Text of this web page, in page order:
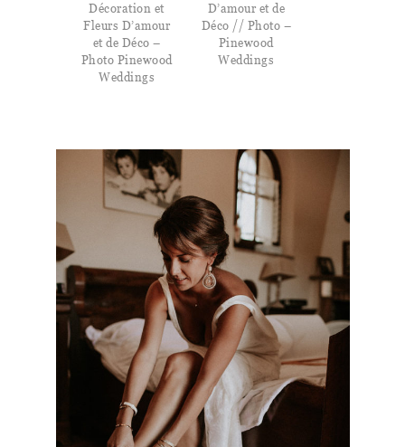
Décoration et
Fleurs D’amour
et de Déco –
Photo Pinewood
Weddings
D’amour et de
Déco // Photo –
Pinewood
Weddings